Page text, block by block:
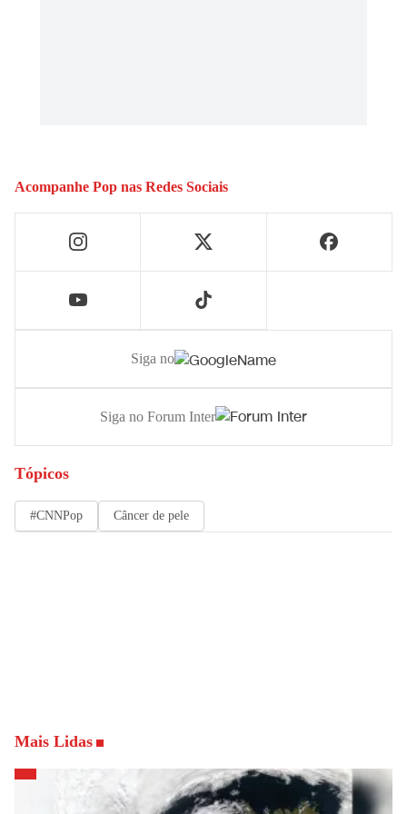
Acompanhe Pop nas Redes Sociais
Siga no
Siga no Forum Inter
Tópicos
#CNNPop Câncer de pele
Mais Lidas